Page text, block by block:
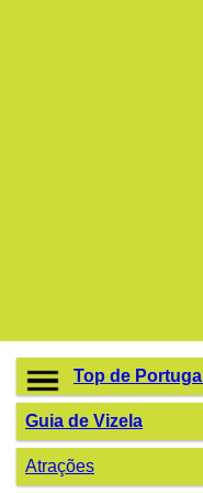
Top de Portugal
Guia de Vizela
Atrações